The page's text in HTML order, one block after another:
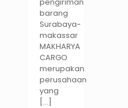
barang
Surabaya-
makassar
MAKHARYA
CARGO
merupakan
perusahaan
yang
[…]